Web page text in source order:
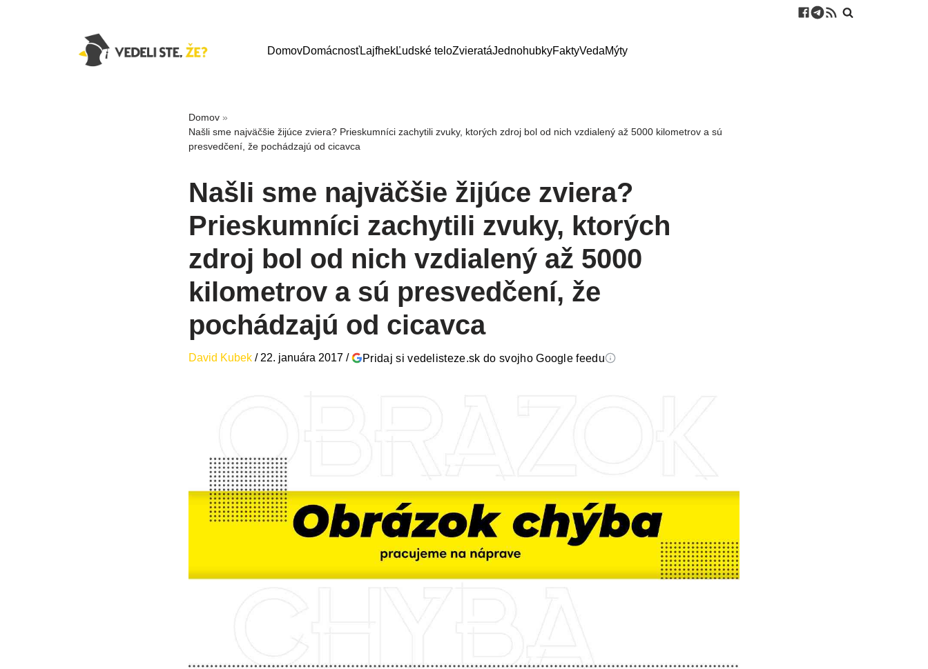
DomovDomácnosťLajfhekĽudské teloZvieratáJednohubkyFaktyVedaMýty
Domov »
Našli sme najväčšie žijúce zviera? Prieskumníci zachytili zvuky, ktorých zdroj bol od nich vzdialený až 5000 kilometrov a sú
presvedčení, že pochádzajú od cicavca
Našli sme najväčšie žijúce zviera?
Prieskumníci zachytili zvuky, ktorých
zdroj bol od nich vzdialený až 5000
kilometrov a sú presvedčení, že
pochádzajú od cicavca
David Kubek / 22. januára 2017 / Pridaj si vedelisteze.sk do svojho Google feedu